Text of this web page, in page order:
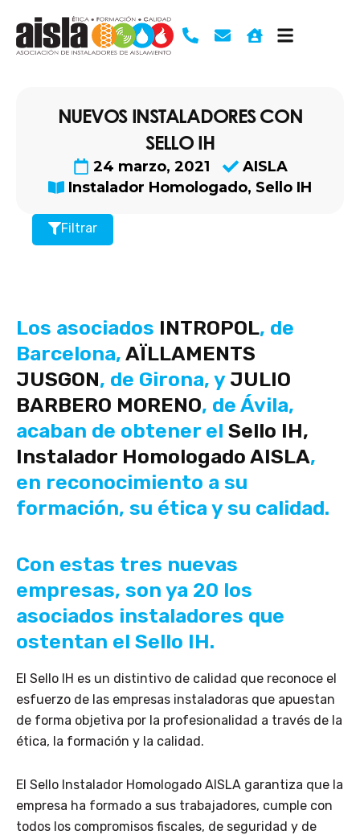
contenido
NUEVOS INSTALADORES CON
SELLO IH
24 marzo, 2021
AISLA
Instalador Homologado, Sello IH
Filtrar
Los asociados INTROPOL, de
Barcelona, AÏLLAMENTS
JUSGON, de Girona, y JULIO
BARBERO MORENO, de Ávila,
acaban de obtener el Sello IH,
Instalador Homologado AISLA,
en reconocimiento a su
formación, su ética y su calidad.
Con estas tres nuevas
empresas, son ya 20 los
asociados instaladores que
ostentan el Sello IH.
El Sello IH es un distintivo de calidad que reconoce el
esfuerzo de las empresas instaladoras que apuestan
de forma objetiva por la profesionalidad a través de la
ética, la formación y la calidad.
El Sello Instalador Homologado AISLA garantiza que la
empresa ha formado a sus trabajadores, cumple con
todos los compromisos fiscales, de seguridad y de